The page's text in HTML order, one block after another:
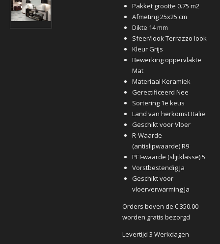
Pakket grootte 0.75 m2
Afmeting 25x25 cm
Dikte 14 mm
Sfeer/look Terrazzo look
Kleur Grijs
Bewerking oppervlakte
Mat
Materiaal Keramiek
Gerectificeerd Nee
Sortering 1e keus
Land van herkomst Italië
Geschikt voor Vloer
R-Waarde
(antislipwaarde) R9
PEI-waarde (slijtklasse) 5
Vorstbestendig Ja
Geschikt voor
vloerverwarming Ja
Orders boven de € 350.00
worden gratis bezorgd
Levertijd 3 Werkdagen